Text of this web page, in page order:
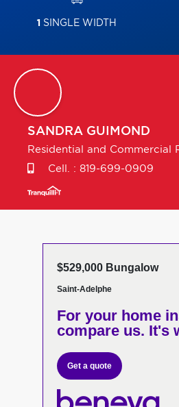
1 SINGLE WIDTH
SANDRA GUIMOND
Residential and Commercial
Cell. : 819-699-0909
$529,000 Bungalow
Saint-Adelphe
For your home
compare us. It's
Get a quote